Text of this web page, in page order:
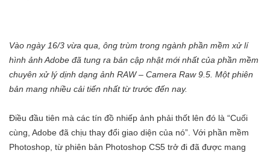
Vào ngày 16/3 vừa qua, ông trùm trong ngành phần mềm xử lí
hình ảnh Adobe đã tung ra bản cập nhật mới nhất của phần mềm
chuyên xử lý dịnh dạng ảnh RAW – Camera Raw 9.5. Một phiên
bản mang nhiều cải tiến nhất từ trước đến nay.
Điều đầu tiên mà các tín đồ nhiếp ảnh phải thốt lên đó là “Cuối
cùng, Adobe đã chịu thay đổi giao diện của nó”. Với phần mềm
Photoshop, từ phiên bản Photoshop CS5 trở đi đã được mang